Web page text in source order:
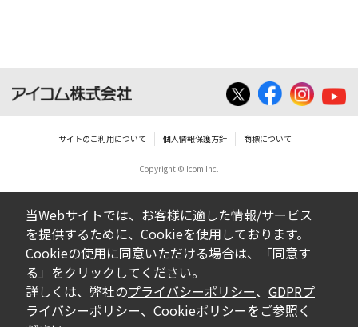
ダウンロードした取扱説明書等に使用され
の転用は一切出来ません。
ダウンロードした取扱説明書およびその他す
べての掲載物の変更は一切行わないでくださ
い。お客様による内容の変更により、何らか
の欠陥が生じたとしても、弊社では一切の保
証をいたしません。また、内容の変更の結
果、万一お客様に損害が生じたとしても、弊
社及び販売店等は一切の責任を負いません。
サイトのご利用について 個人情報保護方針 商標について
Copyright © Icom Inc.
当Webサイトでは、お客様に適した情報/サービス
を提供するために、Cookieを使用しております。
Cookieの使用に同意いただける場合は、「同意す
る」をクリックしてください。
詳しくは、弊社のプライバシーポリシー、 GDPRプ
ライバシーポリシー、 Cookieポリシーをご参照く